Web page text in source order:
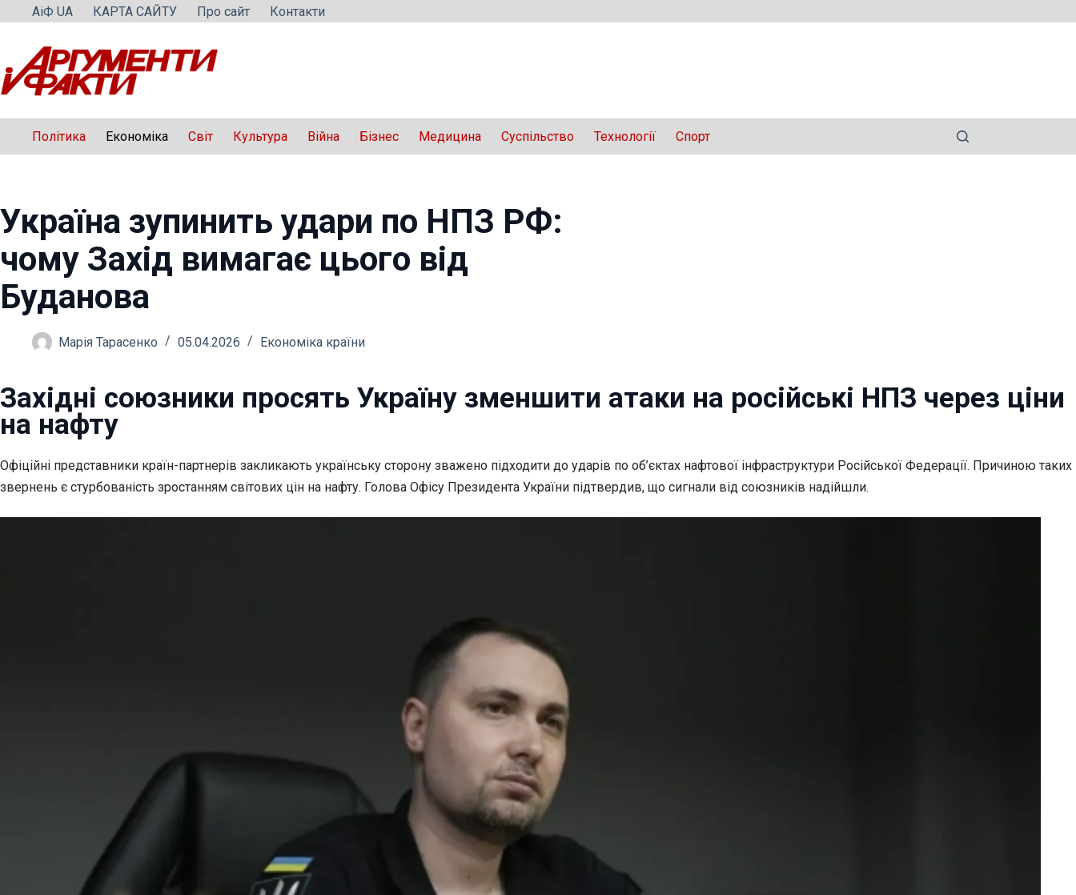
Перейти
вмісту
АіФ UA КАРТА САЙТУ Про сайт Контакти
Політика Економіка Світ Культура Війна Бізнес Медицина Суспільство Технології Спорт
Україна зупинить удари по НПЗ РФ:
чому Захід вимагає цього від
Буданова
Марія Тарасенко 05.04.2026 Економіка країни
Західні союзники просять Україну зменшити атаки на російські НПЗ через ціни
на нафту
Офіційні представники країн-партнерів закликають українську сторону зважено підходити до ударів по об’єктах нафтової інфраструктури Російської Федерації. Причиною таких
звернень є стурбованість зростанням світових цін на нафту. Голова Офісу Президента України підтвердив, що сигнали від союзників надійшли.